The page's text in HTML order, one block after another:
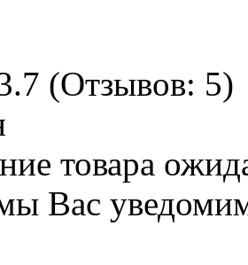
(Отзывов: 5)
товара
Вас